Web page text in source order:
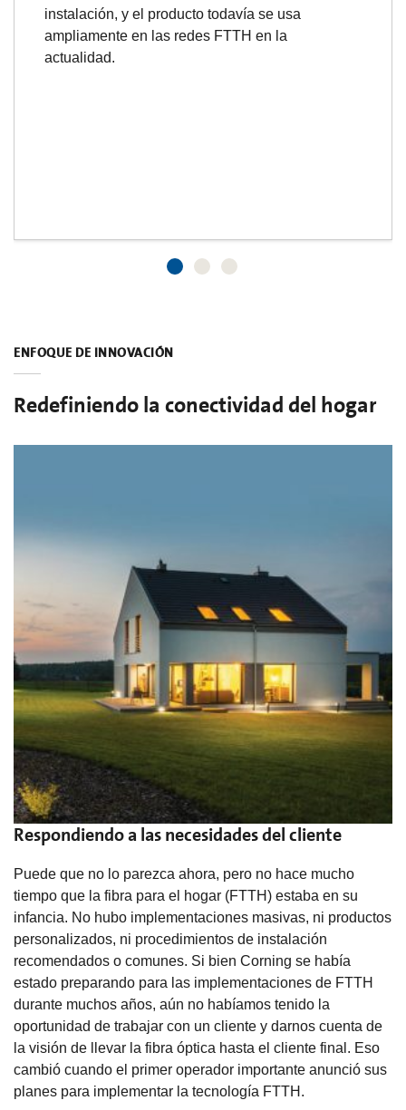
instalación, y el producto todavía se usa
ampliamente en las redes FTTH en la
actualidad.
ENFOQUE DE INNOVACIÓN
Redefiniendo la conectividad del hogar
Respondiendo a las necesidades del cliente
Puede que no lo parezca ahora, pero no hace mucho
tiempo que la fibra para el hogar (FTTH) estaba en su
infancia. No hubo implementaciones masivas, ni productos
personalizados, ni procedimientos de instalación
recomendados o comunes. Si bien Corning se había
estado preparando para las implementaciones de FTTH
durante muchos años, aún no habíamos tenido la
oportunidad de trabajar con un cliente y darnos cuenta de
la visión de llevar la fibra óptica hasta el cliente final. Eso
cambió cuando el primer operador importante anunció sus
planes para implementar la tecnología FTTH.